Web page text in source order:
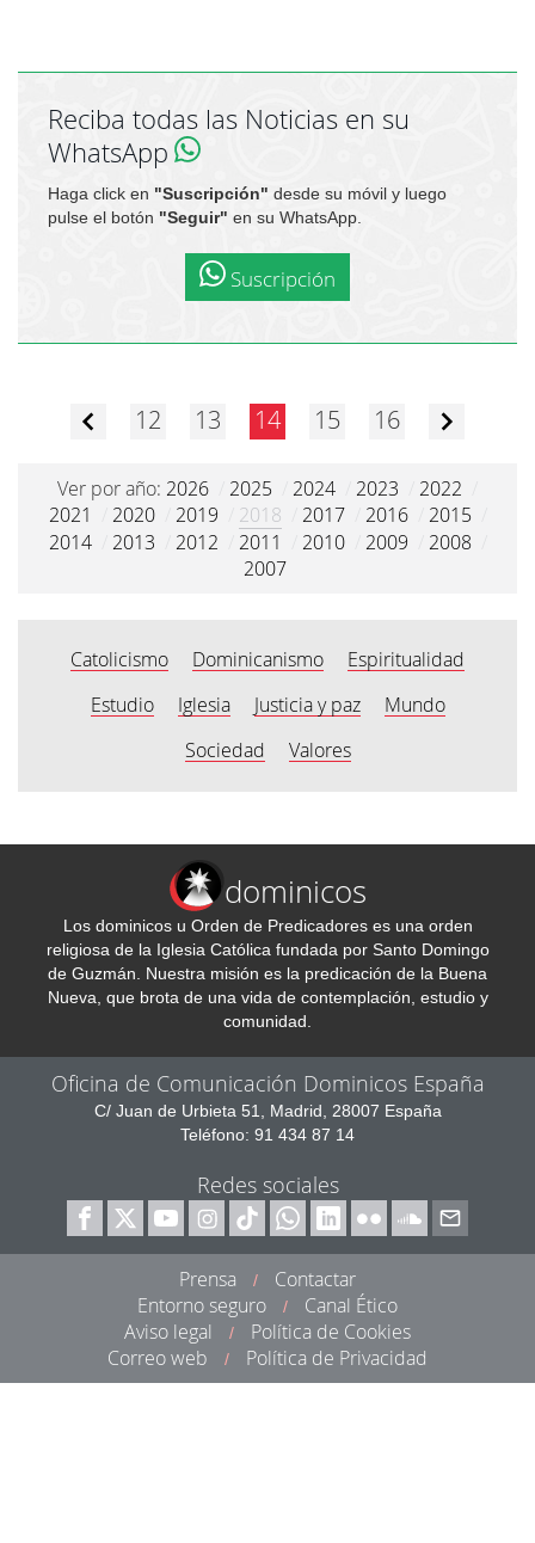
Reciba todas las Noticias en su
WhatsApp
Haga click en "Suscripción" desde su móvil y luego
pulse el botón "Seguir" en su WhatsApp.
Suscripción
12 13 14 15 16
Ver por año: 2026 2025 2024 2023 2022
2021
2020 2019 2018 2017 2016 2015
2014
2013 2012 2011 2010 2009 2008
2007
Catolicismo Dominicanismo
Espiritualidad
Estudio
Iglesia Justicia y paz
Mundo
Sociedad
Valores
dominicos
Los dominicos u Orden de Predicadores es una orden
religiosa de la Iglesia Católica fundada por Santo Domingo
de Guzmán. Nuestra misión es la predicación de la Buena
Nueva, que brota de una vida de contemplación, estudio y
comunidad.
Oficina de Comunicación Dominicos España
C/ Juan de Urbieta 51, Madrid, 28007 España
Teléfono: 91 434 87 14
Redes sociales
Prensa /
Contactar
Entorno seguro
/
Canal Ético
Aviso legal
/
Política de Cookies
Correo web
/ Política de Privacidad